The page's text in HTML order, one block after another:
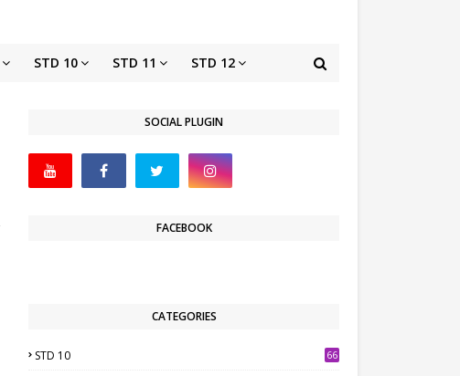
STD 10 STD 11 STD 12
SOCIAL PLUGIN
FACEBOOK
CATEGORIES
STD 10 66